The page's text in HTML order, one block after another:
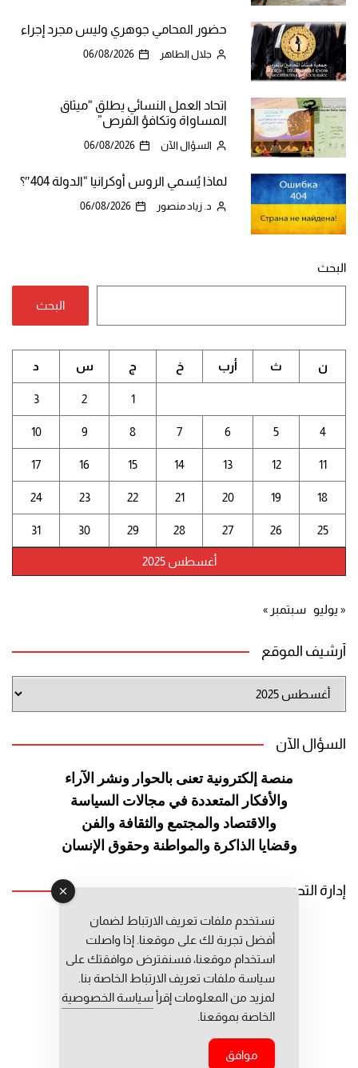
حضور المحامي جوهري وليس مجرد إجراء
جلال الطاهر 06/08/2026
اتحاد العمل النسائي يطلق “ميثاق
المساواة وتكافؤ الفرص”
السؤال الآن 06/08/2026
لماذا يُسمي الروس أوكرانيا “الدولة 404″؟
د. زياد منصور 06/08/2026
البحث
البحث
أغسطس 2025
ن ث أرب خ ج س د
1
2
3
4
5
6
7
8
9
10
11
12
13
14
15
16
17
18
19
20
21
22
23
24
25
26
27
28
29
30
31
« يوليو سبتمبر »
أرشيف الموقع
أرشيف
السؤال الآن
منصة إلكترونية تعنى بالحوار ونشر الآراء
والأفكار المتعددة في مجالات السياسة
والاقتصاد والمجتمع والثقافة والفن
وقضايا الذاكرة والمواطنة وحقوق الإنسان
إدارة التحرير
رئيس التحرير: عبد الرحيم التوراني
رئيس التحرير المساعد: المعطي قبال
مديرة التحرير: فاطمة حوحو
جميع حقوق النشر محفوظة © 2026
نستخدم ملفات تعريف الارتباط لضمان
أفضل تجربة لك على موقعنا. إذا واصلت
استخدام موقعنا، فسنفترض موافقتك على
سياسة ملفات تعريف الارتباط الخاصة بنا.
لمزيد من المعلومات إقرأ سياسة الخصوصية
الخاصة بموقعنا.
موافق